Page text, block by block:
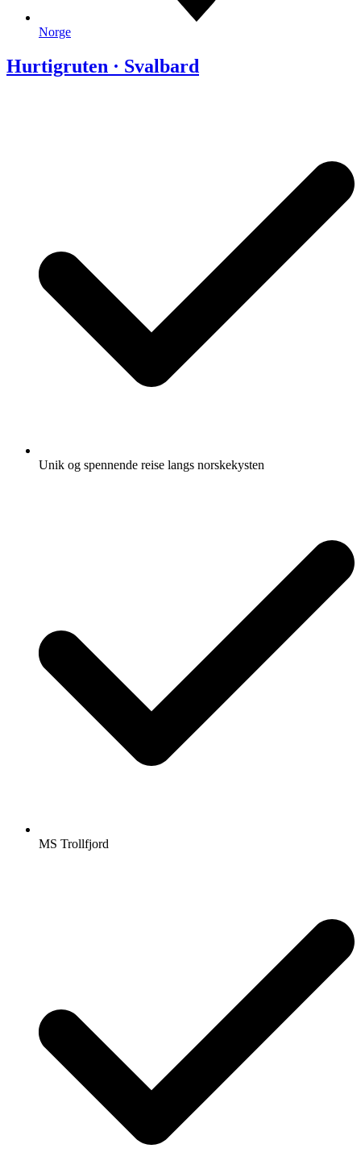
Norge
Hurtigruten · Svalbard
Unik og spennende reise langs norskekysten
MS Trollfjord